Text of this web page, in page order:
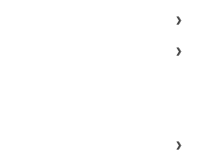
›
›
›